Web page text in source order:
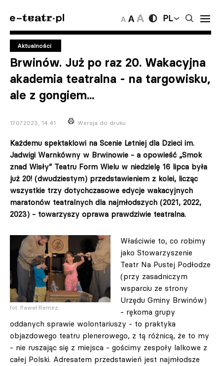
PL
Aktualności
Brwinów. Już po raz 20. Wakacyjna
akademia teatralna - na targowisku,
ale z gongiem...
17.07.2023, 14:41 Wersja do druku
Każdemu spektaklowi na Scenie Letniej dla Dzieci im.
Jadwigi Warnkówny w Brwinowie - a opowieść „Smok
znad Wisły” Teatru Form Wielu w niedzielę 16 lipca była
już 20! (dwudziestym) przedstawieniem z kolei, licząc
wszystkie trzy dotychczasowe edycje wakacyjnych
maratonów teatralnych dla najmłodszych (2021, 2022,
2023) - towarzyszy oprawa prawdziwie teatralna.
fot. Paweł Remez
Właściwie to, co robimy
jako Stowarzyszenie
Teatr Na Pustej Podłodze
(przy zasadniczym
wsparciu ze strony
Urzędu Gminy Brwinów)
- rękoma grupy
oddanych sprawie wolontariuszy - to praktyka
objazdowego teatru plenerowego, z tą różnicą, że to my
- nie ruszając się z miejsca - gościmy zespoły lalkowe z
całej Polski. Adresatem przedstawień jest najmłodsze